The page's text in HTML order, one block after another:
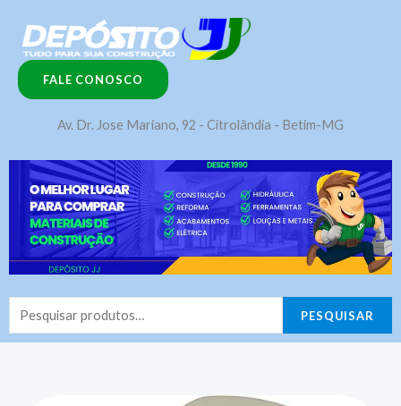
para
conteúdoFALE CONOSCO
Av. Dr. Jose Mariano, 92 - Citrolândia - Betim-MG
Pesquisar
por:
PESQUISAR